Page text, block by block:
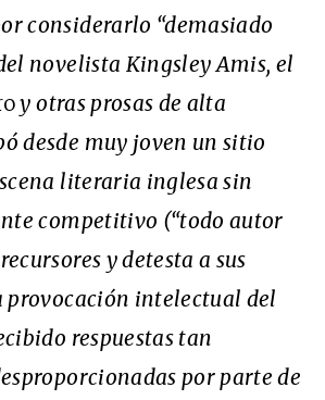
considerarlo “demasiado
novelista Kingsley Amis, el
y otras prosas de alta
desde muy joven un sitio
literaria inglesa sin
competitivo (“todo autor
y detesta a sus
provocación intelectual del
respuestas tan
por parte de